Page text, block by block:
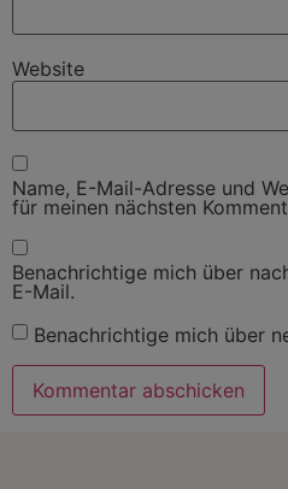
Website
Name, E-Mail-Adresse und
für meinen nächsten
Benachrichtige mich über
E-Mail.
Benachrichtige mich über